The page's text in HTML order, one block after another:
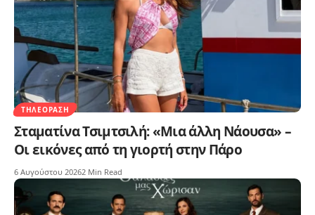
ΤΗΛΕΌΡΑΣΗ
Σταματίνα Τσιμτσιλή: «Μια άλλη Νάουσα» –
Οι εικόνες από τη γιορτή στην Πάρο
6 Αυγούστου 20262 Min Read